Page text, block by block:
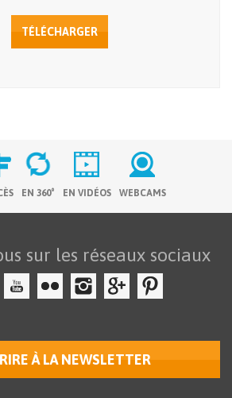
TÉLÉCHARGER
EN 360° EN VIDÉOS WEBCAMS
sur les réseaux sociaux
À LA NEWSLETTER